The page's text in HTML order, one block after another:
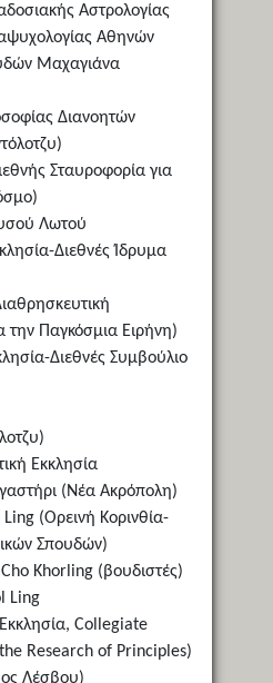
Αστρολογίας
Αθηνών
Μαχαγιάνα
Διανοητών
Σταυροφορία για
Λωτού
Διεθνές Ίδρυμα
την Παγκόσμια Ειρήνη)
Διεθνές Συμβούλιο
Εκκλησία
(Νέα Ακρόπολη)
(Ορεινή Κορινθία-
Σπουδών)
Khorling (βουδιστές)
Ling
Collegiate
Research of Principles)
Λέσβου)